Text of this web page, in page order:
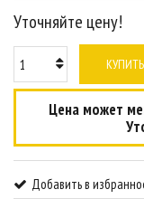
Уточняйте цену!
КУПИТЬ
Цена может
Добавить в